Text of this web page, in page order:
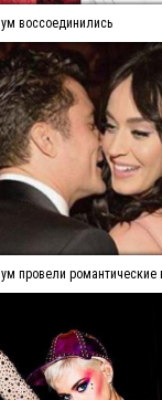
воссоединились
провели